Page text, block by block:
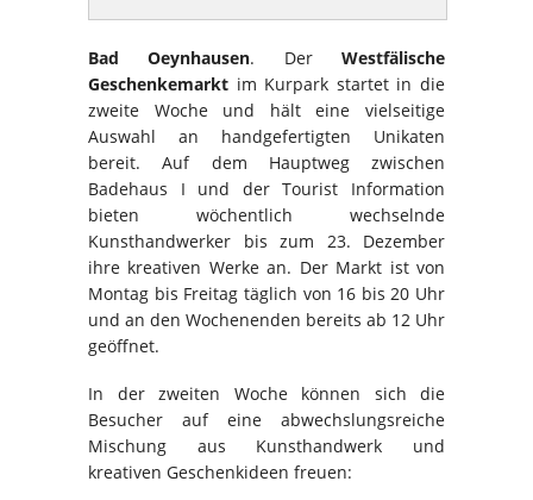
Bad Oeynhausen. DerWestfälische
Geschenkemarkt im Kurpark startet in die
zweite Woche und hält eine vielseitige
Auswahl an handgefertigten Unikaten
bereit. Auf dem Hauptweg zwischen
Badehaus I und der Tourist Information
bieten wöchentlich wechselnde
Kunsthandwerker bis zum 23. Dezember
ihre kreativen Werke an. Der Markt ist von
Montag bis Freitag täglich von 16 bis 20 Uhr
und an den Wochenenden bereits ab 12 Uhr
geöffnet.
In der zweiten Woche können sich die
Besucher auf eine abwechslungsreiche
Mischung aus Kunsthandwerk und
kreativen Geschenkideen freuen: